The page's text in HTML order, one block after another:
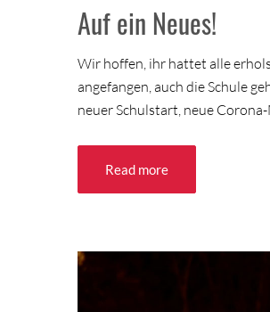
Auf ein Neues!
Wir hoffen, ihr hattet alle
angefangen, auch die Schule
neuer Schulstart, neue
Read more